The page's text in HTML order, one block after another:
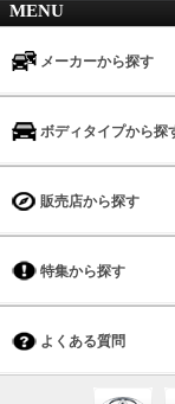
MENU
メーカーから探す
ボディタイプから探
販売店から探す
特集から探す
よくある質問